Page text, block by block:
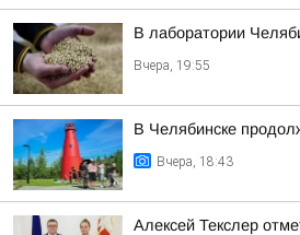
В лаборатории
Вчера, 19:55
В Челябинске
Вчера, 18:43
Алексей Текслер